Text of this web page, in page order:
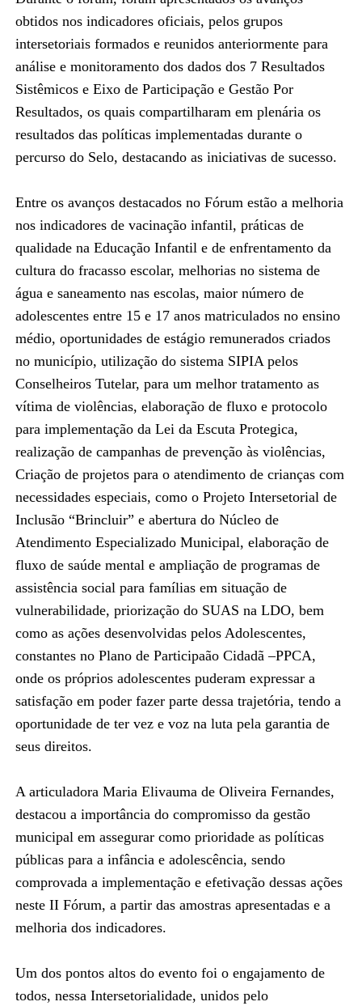
obtidos nos indicadores oficiais, pelos grupos
intersetoriais formados e reunidos anteriormente para
análise e monitoramento dos dados dos 7 Resultados
Sistêmicos e Eixo de Participação e Gestão Por
Resultados, os quais compartilharam em plenária os
resultados das políticas implementadas durante o
percurso do Selo, destacando as iniciativas de sucesso.
Entre os avanços destacados no Fórum estão a melhoria
nos indicadores de vacinação infantil, práticas de
qualidade na Educação Infantil e de enfrentamento da
cultura do fracasso escolar, melhorias no sistema de
água e saneamento nas escolas, maior número de
adolescentes entre 15 e 17 anos matriculados no ensino
médio, oportunidades de estágio remunerados criados
no município, utilização do sistema SIPIA pelos
Conselheiros Tutelar, para um melhor tratamento as
vítima de violências, elaboração de fluxo e protocolo
para implementação da Lei da Escuta Protegica,
realização de campanhas de prevenção às violências,
Criação de projetos para o atendimento de crianças com
necessidades especiais, como o Projeto Intersetorial de
Inclusão “Brincluir” e abertura do Núcleo de
Atendimento Especializado Municipal, elaboração de
fluxo de saúde mental e ampliação de programas de
assistência social para famílias em situação de
vulnerabilidade, priorização do SUAS na LDO, bem
como as ações desenvolvidas pelos Adolescentes,
constantes no Plano de Participaão Cidadã –PPCA,
onde os próprios adolescentes puderam expressar a
satisfação em poder fazer parte dessa trajetória, tendo a
oportunidade de ter vez e voz na luta pela garantia de
seus direitos.
A articuladora Maria Elivauma de Oliveira Fernandes,
destacou a importância do compromisso da gestão
municipal em assegurar como prioridade as políticas
públicas para a infância e adolescência, sendo
comprovada a implementação e efetivação dessas ações
neste II Fórum, a partir das amostras apresentadas e a
melhoria dos indicadores.
Um dos pontos altos do evento foi o engajamento de
todos, nessa Intersetorialidade, unidos pelo